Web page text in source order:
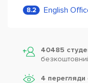
8.2 English
40485
4 перегляди